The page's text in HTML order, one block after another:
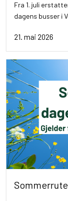
Fra 1. juli
dagens busser i
21. mai 2026